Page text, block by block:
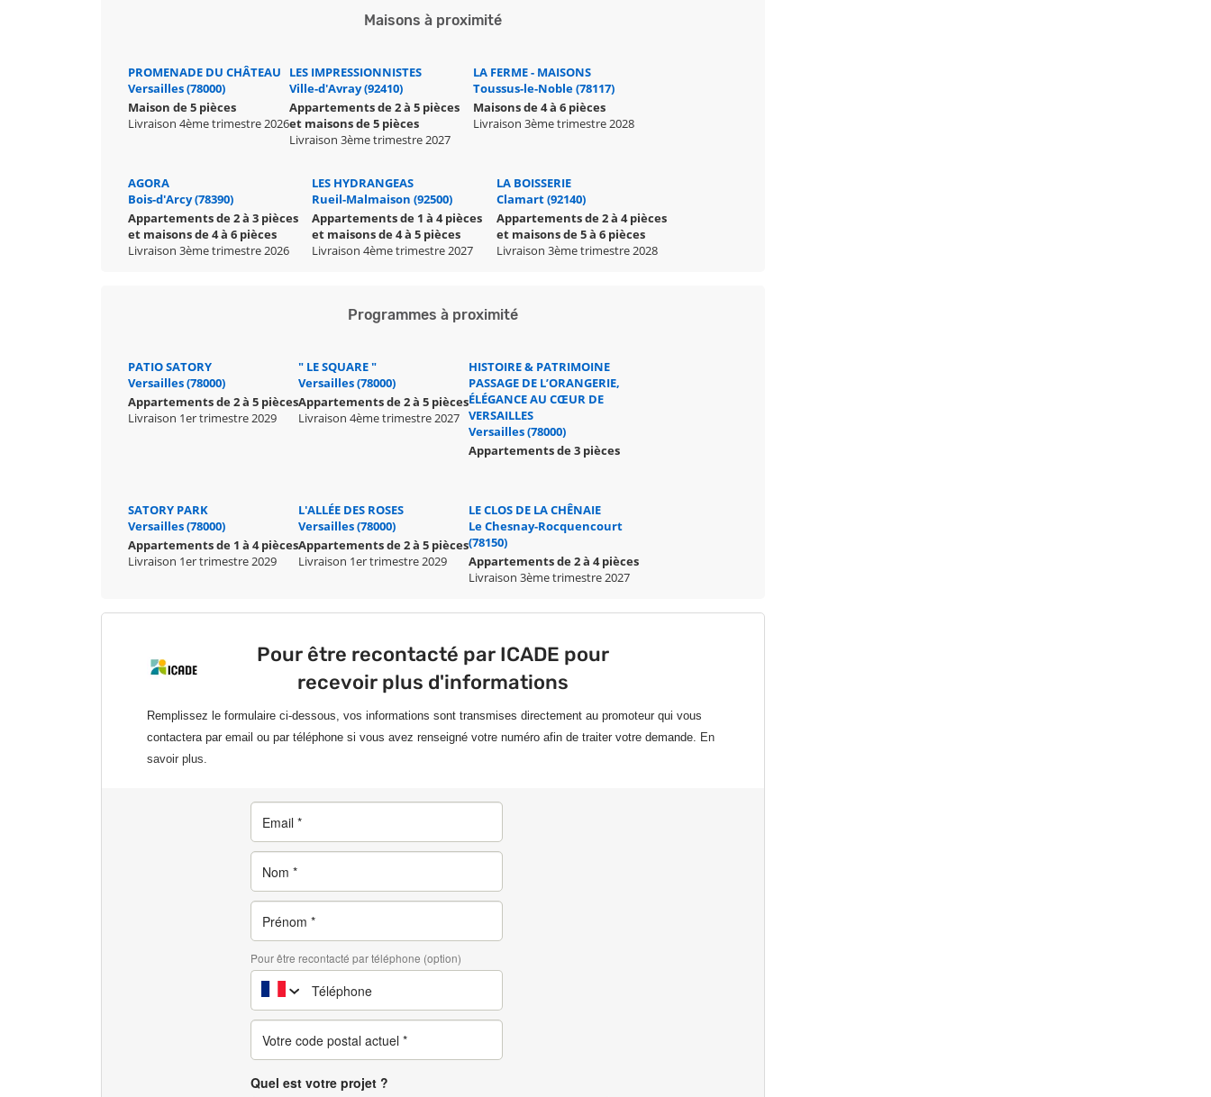
Maisons à proximité
PROMENADE DU CHÂTEAU
Versailles (78000)
Maison de 5 pièces
Livraison 4ème trimestre 2026
LES IMPRESSIONNISTES
Ville-d'Avray (92410)
Appartements de 2 à 5 pièces
et maisons de 5 pièces
Livraison 3ème trimestre 2027
LA FERME - MAISONS
Toussus-le-Noble (78117)
Maisons de 4 à 6 pièces
Livraison 3ème trimestre 2028
AGORA
Bois-d'Arcy (78390)
Appartements de 2 à 3 pièces
et maisons de 4 à 6 pièces
Livraison 3ème trimestre 2026
LES HYDRANGEAS
Rueil-Malmaison (92500)
Appartements de 1 à 4 pièces
et maisons de 4 à 5 pièces
Livraison 4ème trimestre 2027
LA BOISSERIE
Clamart (92140)
Appartements de 2 à 4 pièces
et maisons de 5 à 6 pièces
Livraison 3ème trimestre 2028
Programmes à proximité
PATIO SATORY
Versailles (78000)
Appartements de 2 à 5 pièces
Livraison 1er trimestre 2029
" LE SQUARE "
Versailles (78000)
Appartements de 2 à 5 pièces
Livraison 4ème trimestre 2027
HISTOIRE & PATRIMOINE
PASSAGE DE L’ORANGERIE,
ÉLÉGANCE AU CŒUR DE
VERSAILLES
Versailles (78000)
Appartements de 3 pièces
SATORY PARK
Versailles (78000)
Appartements de 1 à 4 pièces
Livraison 1er trimestre 2029
L'ALLÉE DES ROSES
Versailles (78000)
Appartements de 2 à 5 pièces
Livraison 1er trimestre 2029
LE CLOS DE LA CHÊNAIE
Le Chesnay-Rocquencourt
(78150)
Appartements de 2 à 4 pièces
Livraison 3ème trimestre 2027
Pour être recontacté par ICADE pour
recevoir plus d'informations
Remplissez le formulaire ci-dessous, vos informations sont transmises directement au promoteur qui vous
contactera par email ou par téléphone si vous avez renseigné votre numéro afin de traiter votre demande. En
savoir plus.
Pour être recontacté par téléphone (option)
Quel est votre projet ?